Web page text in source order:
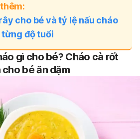
cho bé và tỷ lệ nấu cháo
độ tuổi
gì cho bé? Cháo cà rốt
bé ăn dặm